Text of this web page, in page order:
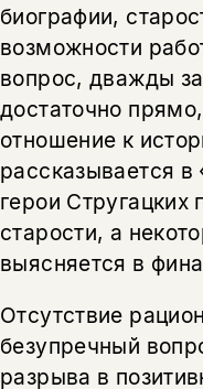
биографии,
возможности
вопрос, дважды
достаточно
отношение к
рассказывается
герои
старости, а
выясняется в
Отсутствие
безупречный
разрыва в